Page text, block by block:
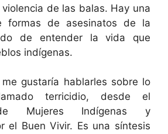
de las balas. Hay una
formas de asesinatos de la
de entender la vida que
indígenas.
gustaría hablarles sobre lo
terricidio, desde el
Mujeres Indígenas y
el Buen Vivir. Es una síntesis